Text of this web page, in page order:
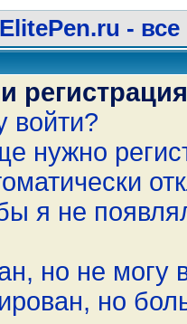
- все
регистрация
войти?
нужно
я не
но не могу
но